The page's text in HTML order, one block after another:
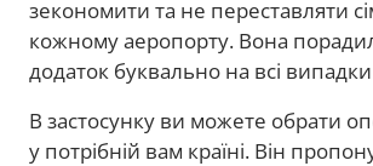
зекономити та не переставляти
кожному аеропорту. Вона
додаток буквально на всі
В застосунку ви можете обрати
у потрібній вам країні. Він